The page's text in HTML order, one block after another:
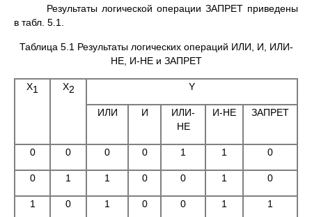
Результаты логической операции ЗАПРЕТ приведены
в табл. 5.1.
Таблица 5.1 Результаты логических операций ИЛИ, И, ИЛИ-
НЕ, И-НЕ и ЗАПРЕТ
X1 X2 Y
ИЛИ И
ИЛИ-
НЕ
И-НЕ ЗАПРЕТ
0 0 0 0 1 1 0
0 1 1 0 0 1 0
1 0 1 0 0 1 1